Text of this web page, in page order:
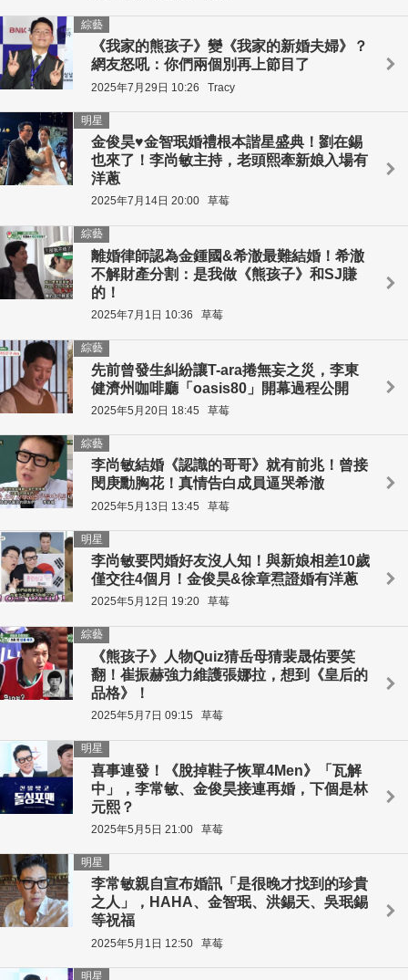
《我家的熊孩子》變《我家的新婚夫婦》？
網友怒吼：你們兩個別再上節目了
綜藝
2025年7月29日 10:26 Tracy
金俊昊♥金智珉婚禮根本諧星盛典！劉在錫
也來了！李尚敏主持，老頭熙牽新娘入場有
洋蔥
明星
2025年7月14日 20:00 草莓
離婚律師認為金鍾國&希澈最難結婚！希澈
不解財產分割：是我做《熊孩子》和SJ賺
的！
綜藝
2025年7月1日 10:36 草莓
先前曾發生糾紛讓T-ara捲無妄之災，李東
健濟州咖啡廳「oasis80」開幕過程公開
綜藝
2025年5月20日 18:45 草莓
李尚敏結婚《認識的哥哥》就有前兆！曾接
閔庚勳胸花！真情告白成員逼哭希澈
綜藝
2025年5月13日 13:45 草莓
李尚敏要閃婚好友沒人知！與新娘相差10歲
僅交往4個月！金俊昊&徐章焄證婚有洋蔥
明星
2025年5月12日 19:20 草莓
《熊孩子》人物Quiz猜岳母猜裴晟佑要笑
翻！崔振赫強力維護張娜拉，想到《皇后的
品格》！
綜藝
2025年5月7日 09:15 草莓
喜事連發！《脫掉鞋子恢單4Men》「瓦解
中」，李常敏、金俊昊接連再婚，下個是林
元熙？
明星
2025年5月5日 21:00 草莓
李常敏親自宣布婚訊「是很晚才找到的珍貴
之人」，HAHA、金智珉、洪錫天、吳珉錫
等祝福
明星
2025年5月1日 12:50 草莓
明星